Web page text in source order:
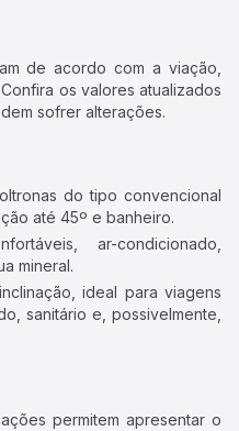
de acordo com a viação,
os valores atualizados
sofrer alterações.
do tipo convencional
até 45º e banheiro.
ar-condicionado,
mineral.
ideal para viagens
sanitário e, possivelmente,
permitem apresentar o